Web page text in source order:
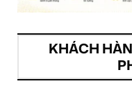
KHÁCH